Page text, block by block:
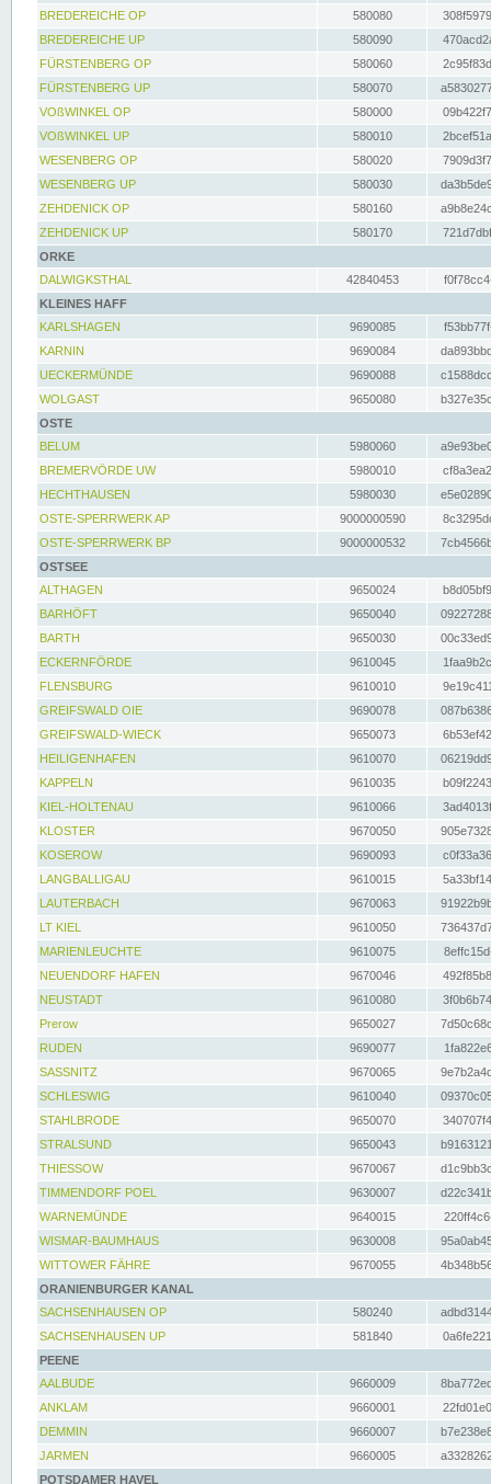
BREDEREICHE OP
580080
BREDEREICHE UP
580090
FÜRSTENBERG OP
580060
FÜRSTENBERG UP
580070
VOßWINKEL OP
580000
VOßWINKEL UP
580010
WESENBERG OP
580020
WESENBERG UP
580030
ZEHDENICK OP
580160
ZEHDENICK UP
580170
ORKE
DALWIGKSTHAL
42840453
KLEINES HAFF
KARLSHAGEN
9690085
KARNIN
9690084
UECKERMÜNDE
9690088
WOLGAST
9650080
OSTE
BELUM
5980060
BREMERVÖRDE UW
5980010
HECHTHAUSEN
5980030
OSTE-SPERRWERK AP
9000000590
OSTE-SPERRWERK BP
9000000532
OSTSEE
ALTHAGEN
9650024
BARHÖFT
9650040
BARTH
9650030
ECKERNFÖRDE
9610045
FLENSBURG
9610010
GREIFSWALD OIE
9690078
GREIFSWALD-WIECK
9650073
HEILIGENHAFEN
9610070
KAPPELN
9610035
KIEL-HOLTENAU
9610066
KLOSTER
9670050
KOSEROW
9690093
LANGBALLIGAU
9610015
LAUTERBACH
9670063
LT KIEL
9610050
MARIENLEUCHTE
9610075
NEUENDORF HAFEN
9670046
NEUSTADT
9610080
Prerow
9650027
RUDEN
9690077
SASSNITZ
9670065
SCHLESWIG
9610040
STAHLBRODE
9650070
STRALSUND
9650043
THIESSOW
9670067
TIMMENDORF POEL
9630007
WARNEMÜNDE
9640015
WISMAR-BAUMHAUS
9630008
WITTOWER FÄHRE
9670055
ORANIENBURGER KANAL
SACHSENHAUSEN OP
580240
SACHSENHAUSEN UP
581840
PEENE
AALBUDE
9660009
ANKLAM
9660001
DEMMIN
9660007
JARMEN
9660005
POTSDAMER HAVEL